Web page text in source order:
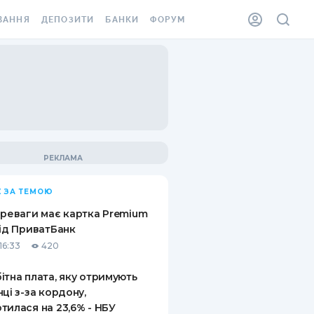
ВІНЬЄТКА
ВІД
ВИПАДКІВ
ДЕПОЗИТИ
ПИТАННЯ ТА ВІДПОВІДІ
ПУТІВНИКИ ПО
БАНКИ ФОРУМ
ЗА ТЕМОЮ
має картка Premium
ПриватБанк
420
плата, яку отримують
з-за кордону,
на 23,6% - НБУ